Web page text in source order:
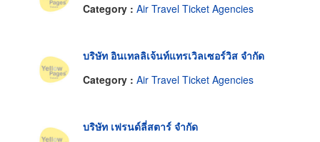
Category : Air Travel Ticket Agencies
บริษัท อินเทลลิเจ้นท์แทรเวิลเซอร์วิส จำกัด
Category : Air Travel Ticket Agencies
บริษัท เฟรนด์ลี่สตาร์ จำกัด